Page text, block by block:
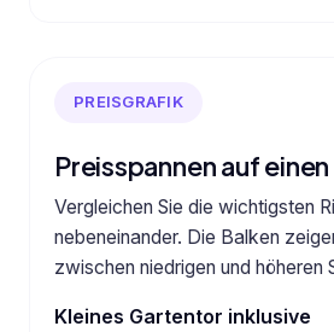
PREISGRAFIK
Preisspannen auf
Vergleichen Sie die wichtigsten
nebeneinander. Die Balken
zwischen niedrigen und höheren
Kleines Gartentor inklusive